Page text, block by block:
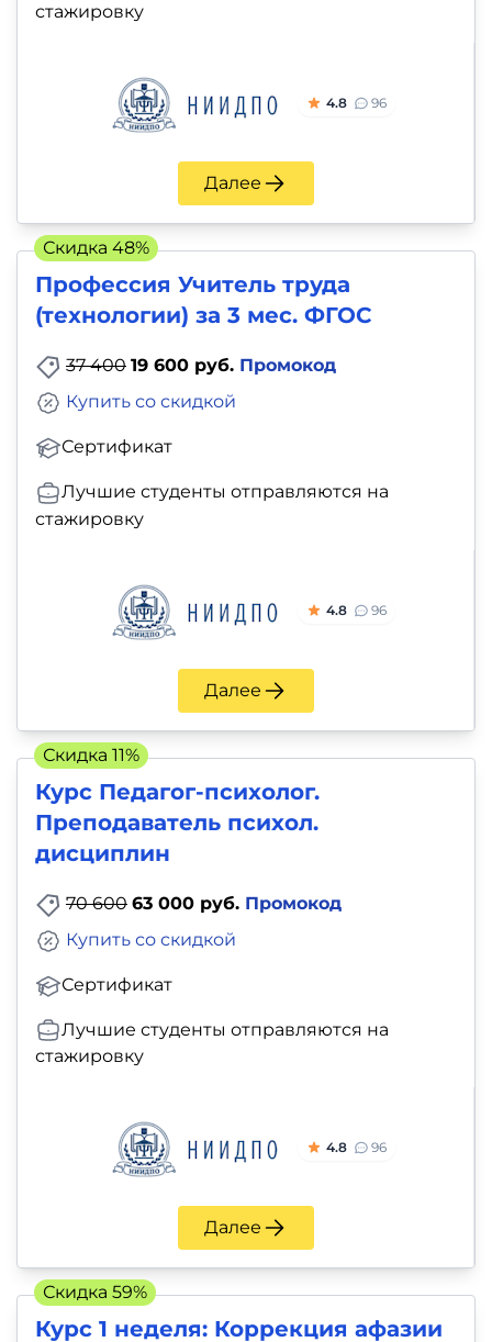
стажировку
4.8 96
Далее
Профессия Учитель труда
(технологии) за 3 мес. ФГОС
37 400 19 600 руб. Промокод
Сертификат
Купить со скидкой
Лучшие студенты отправляются на
стажировку
4.8 96
Далее
Скидка 48%
Курс Педагог-психолог.
Преподаватель психол.
дисциплин
70 600 63 000 руб. Промокод
Сертификат
Купить со скидкой
Лучшие студенты отправляются на
стажировку
4.8 96
Далее
Скидка 11%
Курс 1 неделя: Коррекция афазии
Скидка 59%